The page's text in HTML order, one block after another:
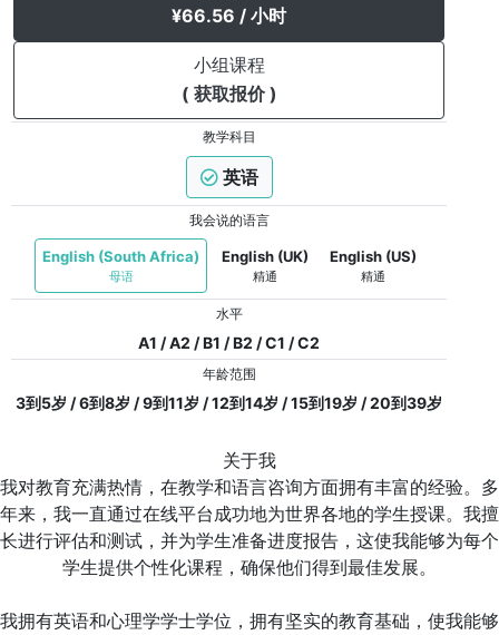
¥66.56 / 小时
小组课程
( 获取报价 )
教学科目
英语
我会说的语言
English (South Africa)
母语
English (UK)
精通
English (US)
精通
水平
A1 / A2 / B1 / B2 / C1 / C2
年龄范围
3到5岁 / 6到8岁 / 9到11岁 / 12到14岁 / 15到19岁 / 20到39岁
关于我
我对教育充满热情，在教学和语言咨询方面拥有丰富的经验。多
年来，我一直通过在线平台成功地为世界各地的学生授课。我擅
长进行评估和测试，并为学生准备进度报告，这使我能够为每个
学生提供个性化课程，确保他们得到最佳发展。
我拥有英语和心理学学士学位，拥有坚实的教育基础，使我能够